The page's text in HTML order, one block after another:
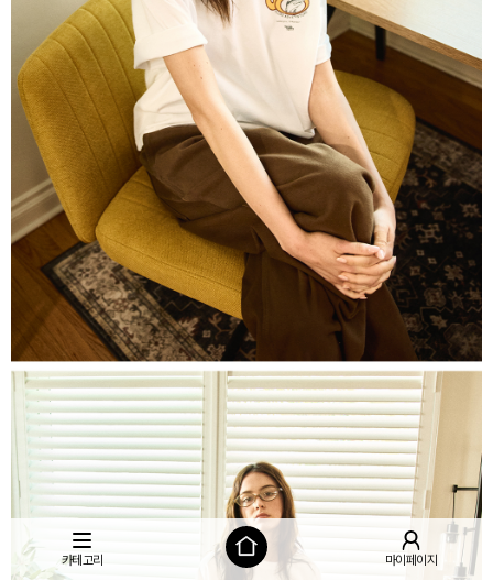
카테고리 마이페이지